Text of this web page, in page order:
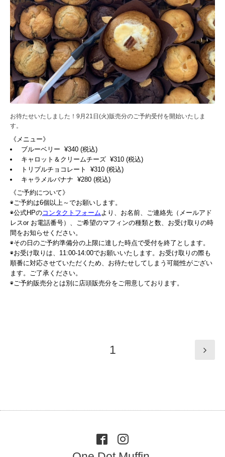
お待たせいたしました！9月21日(火)販売分のご予約受付を開始いたしま
す。
《メニュー》
ブルーベリー ¥340 (税込)
キャロット＆クリームチーズ ¥310 (税込)
トリプルチョコレート ¥310 (税込)
キャラメルバナナ ¥280 (税込)
《ご予約について》
◉ご予約は6個以上～でお願いします。
◉公式HPのコンタクトフォームより、お名前、ご連絡先（メールアド
レスor お電話番号）、ご希望のマフィンの種類と数、お受け取りの時
間をお知らせください。
◉その日のご予約準備分の上限に達した時点で受付を終了とします。
◉お受け取りは、11:00-14:00でお願いいたします。お受け取りの際も
順番に対応させていただくため、お待たせしてしまう可能性がござい
ます。ご了承ください。
◉ご予約販売分とは別に店頭販売分をご用意しております。
1